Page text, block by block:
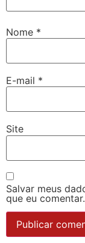
Nome *
E-mail *
Site
Salvar meus
que eu comentar.